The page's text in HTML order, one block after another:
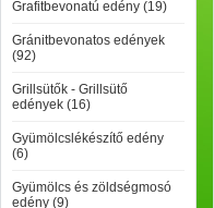
Grafitbevonatú edény (19)
Gránitbevonatos edények
(92)
Grillsütők - Grillsütő
edények (16)
Gyümölcslékészítő edény
(6)
Gyümölcs és zöldségmosó
edény (9)